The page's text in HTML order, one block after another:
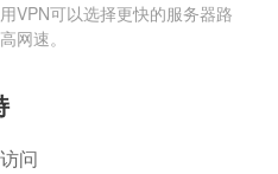
VPN可以选择更快的服务器路
网速。
问